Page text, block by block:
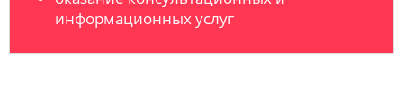
информационных услуг